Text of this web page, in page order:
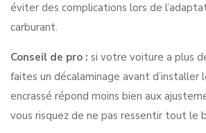
éviter des complications lors de
carburant.
Conseil de pro : si votre voiture a plus
faites un décalaminage avant d’installer
encrassé répond moins bien aux
vous risquez de ne pas ressentir tout le